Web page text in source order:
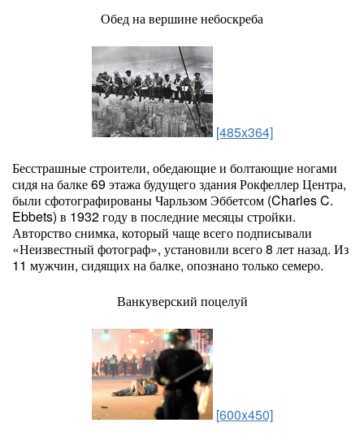
Обед на вершине небоскреба
[485x364]
Бесстрашные строители, обедающие и болтающие ногами
сидя на балке 69 этажа будущего здания Рокфеллер Центра,
были сфотографированы Чарльзом Эббетсом (Charles C.
Ebbets) в 1932 году в последние месяцы стройки.
Авторство снимка, который чаще всего подписывали
«Неизвестный фотограф», установили всего 8 лет назад. Из
11 мужчин, сидящих на балке, опознано только семеро.
Ванкуверский поцелуй
[600x450]